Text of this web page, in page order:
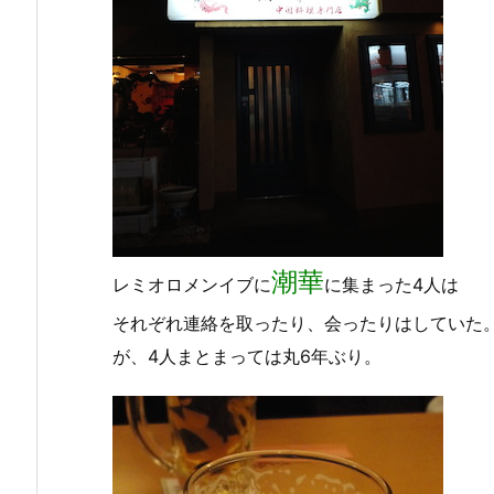
レミオロメンイブに潮華に集まった4人は
それぞれ連絡を取ったり、会ったりはしていた
が、4人まとまっては丸6年ぶり。